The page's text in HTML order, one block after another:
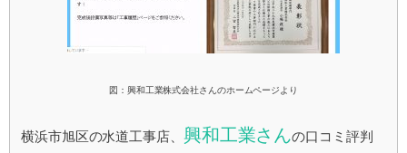
図：興和工業株式会社さんのホームページより
横浜市旭区の水道工事店、 興和工業さんの口コミ評判